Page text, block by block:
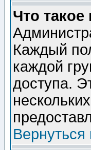
Что
Каждый
каждой
доступа.
Вернуться